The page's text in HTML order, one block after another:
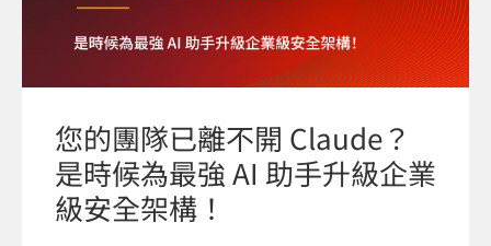
您的團隊已離不開 Claude？
是時候為最強 AI 助手升級企業
級安全架構！